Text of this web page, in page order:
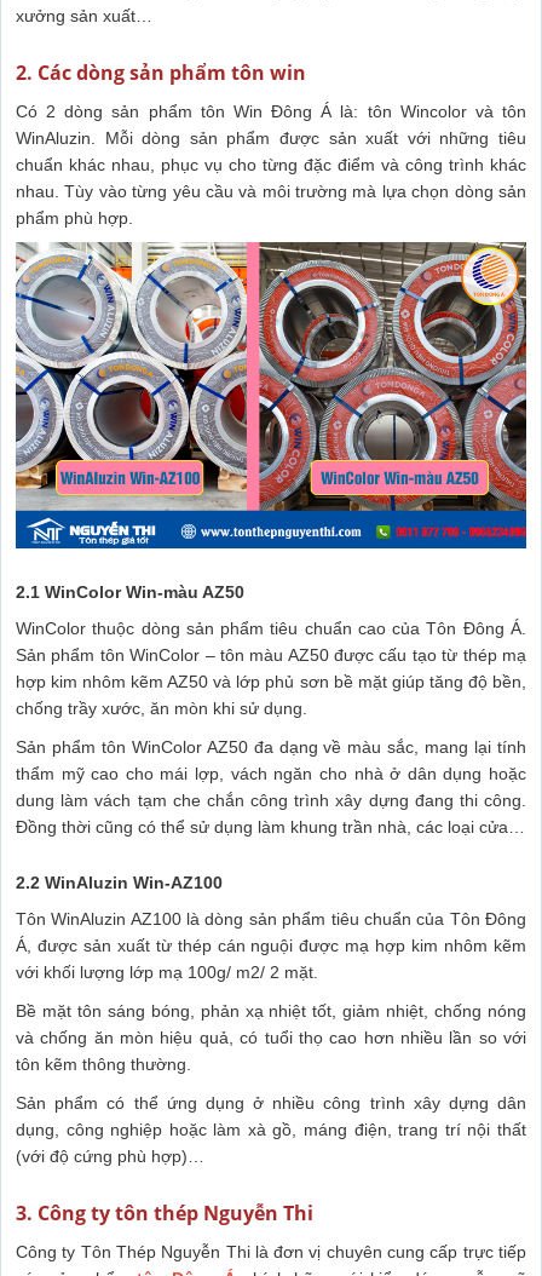
xưởng sản xuất…
2. Các dòng sản phẩm tôn win
Có 2 dòng sản phẩm tôn Win Đông Á là: tôn Wincolor và tôn
WinAluzin. Mỗi dòng sản phẩm được sản xuất với những tiêu
chuẩn khác nhau, phục vụ cho từng đặc điểm và công trình khác
nhau. Tùy vào từng yêu cầu và môi trường mà lựa chọn dòng sản
phẩm phù hợp.
2.1 WinColor Win-màu AZ50
WinColor thuộc dòng sản phẩm tiêu chuẩn cao của Tôn Đông Á.
Sản phẩm tôn WinColor – tôn màu AZ50 được cấu tạo từ thép mạ
hợp kim nhôm kẽm AZ50 và lớp phủ sơn bề mặt giúp tăng độ bền,
chống trầy xước, ăn mòn khi sử dụng.
Sản phẩm tôn WinColor AZ50 đa dạng về màu sắc, mang lại tính
thẩm mỹ cao cho mái lợp, vách ngăn cho nhà ở dân dụng hoặc
dung làm vách tạm che chắn công trình xây dựng đang thi công.
Đồng thời cũng có thể sử dụng làm khung trần nhà, các loại cửa…
2.2 WinAluzin Win-AZ100
Tôn WinAluzin AZ100 là dòng sản phẩm tiêu chuẩn của Tôn Đông
Á, được sản xuất từ thép cán nguội được mạ hợp kim nhôm kẽm
với khối lượng lớp mạ 100g/ m2/ 2 mặt.
Bề mặt tôn sáng bóng, phản xạ nhiệt tốt, giảm nhiệt, chống nóng
và chống ăn mòn hiệu quả, có tuổi thọ cao hơn nhiều lần so với
tôn kẽm thông thường.
Sản phẩm có thể ứng dụng ở nhiều công trình xây dựng dân
dụng, công nghiệp hoặc làm xà gồ, máng điện, trang trí nội thất
(với độ cứng phù hợp)…
3. Công ty tôn thép Nguyễn Thi
Công ty Tôn Thép Nguyễn Thi là đơn vị chuyên cung cấp trực tiếp